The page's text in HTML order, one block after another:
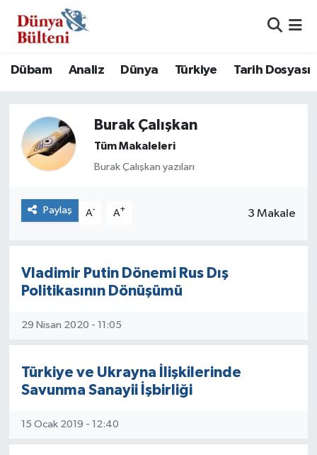
Dübam Analiz Dünya Türkiye Tarih Dosyası
Burak Çalışkan
Tüm Makaleleri
Burak Çalışkan yazıları
Paylaş A- A+ 3 Makale
Vladimir Putin Dönemi Rus Dış
Politikasının Dönüşümü
29 Nisan 2020 - 11:05
Türkiye ve Ukrayna İlişkilerinde
Savunma Sanayii İşbirliği
15 Ocak 2019 - 12:40
Hava Durumu
Namaz Vakitleri
Trafik Durumu
Süper Lig Puan Durumu ve Fikstür
Son Dakika Haberleri